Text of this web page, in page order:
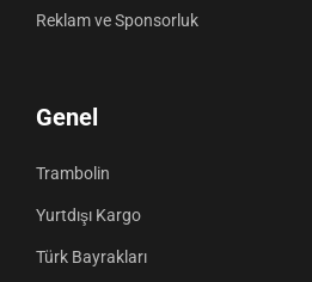
Reklam ve Sponsorluk
Genel
Trambolin
Yurtdışı Kargo
Türk Bayrakları